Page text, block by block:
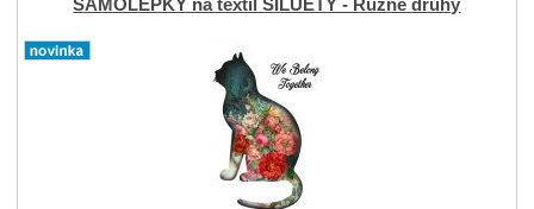
SAMOLEPKY na textil SILUETY - Různé druhy